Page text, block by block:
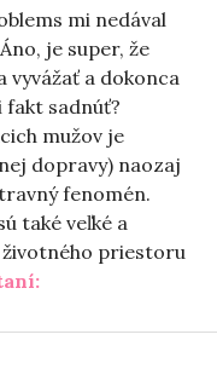
mi nedával
je super, že
vyvážať a dokonca
fakt sadnúť?
mužov je
dopravy) naozaj
fenomén.
také veľké a
životného priestoru
„Piatok sama